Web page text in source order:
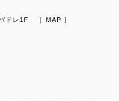
ドレ1F
［ MAP ］